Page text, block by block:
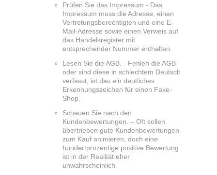
Prüfen Sie das Impressum - Das
Impressum muss die Adresse, einen
Vertretungsberechtigten und eine E-
Mail-Adresse sowie einen Verweis auf
das Handelsregister mit
entsprechender Nummer enthalten.
Lesen Sie die AGB. - Fehlen die AGB
oder sind diese in schlechtem Deutsch
verfasst, ist das ein deutliches
Erkennungszeichen für einen Fake-
Shop.
Schauen Sie nach den
Kundenbewertungen. – Oft sollen
übertrieben gute Kundenbewertungen
zum Kauf animieren, doch eine
hundertprozentige positive Bewertung
ist in der Realität eher
unwahrscheinlich.